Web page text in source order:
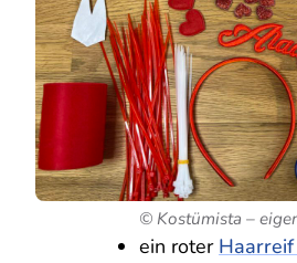
© Kostümista –
ein roter